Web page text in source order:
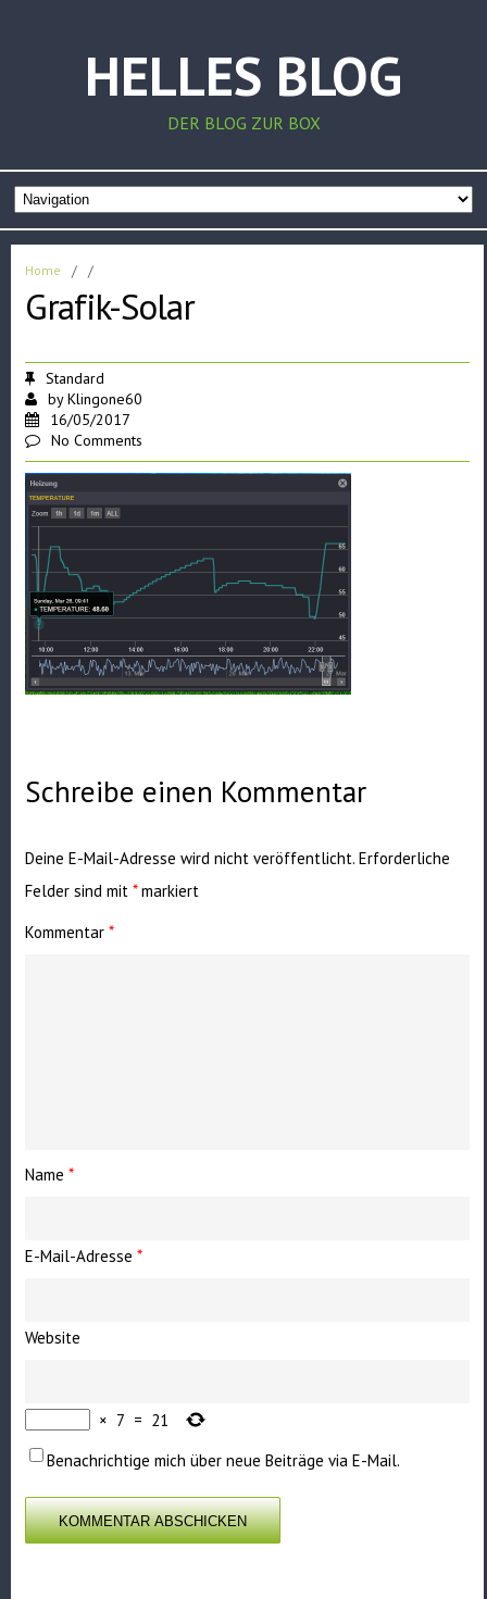
HELLES BLOG
DER BLOG ZUR BOX
Home / /
Grafik-Solar
Standard
byKlingone60
16/05/2017
No Comments
Schreibe einen Kommentar
Deine E-Mail-Adresse wird nicht veröffentlicht. Erforderliche
Felder sind mit*markiert
Kommentar*
Name*
E-Mail-Adresse*
Website
× 7 = 21
Benachrichtige mich über neue Beiträge via E-Mail.